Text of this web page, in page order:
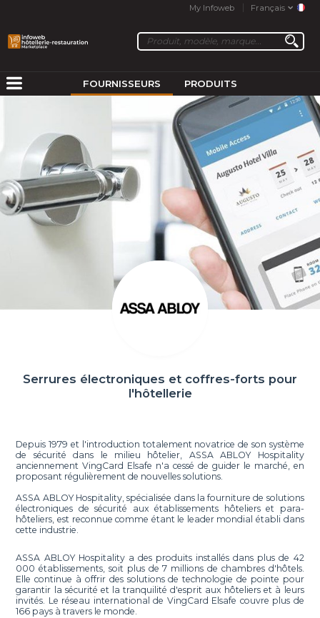
My Infoweb Français
FOURNISSEURS PRODUITS
Serrures électroniques et coffres-forts pour
l'hôtellerie
Depuis 1979 et l'introduction totalement novatrice de son système
de sécurité dans le milieu hôtelier, ASSA ABLOY Hospitality
anciennement VingCard Elsafe n'a cessé de guider le marché, en
proposant régulièrement de nouvelles solutions.
ASSA ABLOY Hospitality, spécialisée dans la fourniture de solutions
électroniques de sécurité aux établissements hôteliers et para-
hôteliers, est reconnue comme étant le leader mondial établi dans
cette industrie.
ASSA ABLOY Hospitality a des produits installés dans plus de 42
000 établissements, soit plus de 7 millions de chambres d'hôtels.
Elle continue à offrir des solutions de technologie de pointe pour
garantir la sécurité et la tranquilité d'esprit aux hôteliers et à leurs
invités. Le réseau international de VingCard Elsafe couvre plus de
166 pays à travers le monde.